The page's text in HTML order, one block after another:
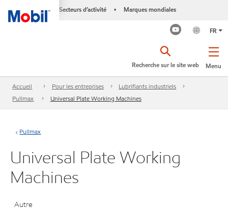
Secteurs d’activité • Marques mondiales
FR
Menu
Recherche sur le site web
Accueil Pour les entreprises
Lubrifiants industriels
Pullmax
Universal Plate Working Machines
Pullmax
Universal Plate Working
Machines
Autre